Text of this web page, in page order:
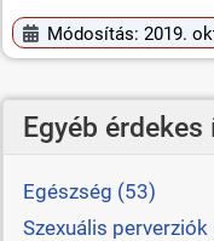
Módosítás: 2019.
Egyéb
Egészség (53)
Szexuális perverziók